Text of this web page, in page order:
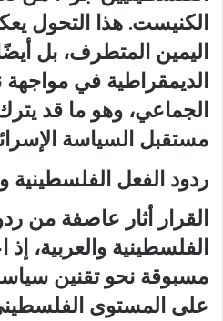
الكنيست. هذا التحول
اليمين المتطرف، بل
الديمقراطية في
الجماعي، وهو ما قد
مستقبل السياسة
ردود الفعل الفلسطينية
القرار أثار عاصفة من
الفلسطينية والعربية،
مسبوقة نحو تقنين
على المستوى